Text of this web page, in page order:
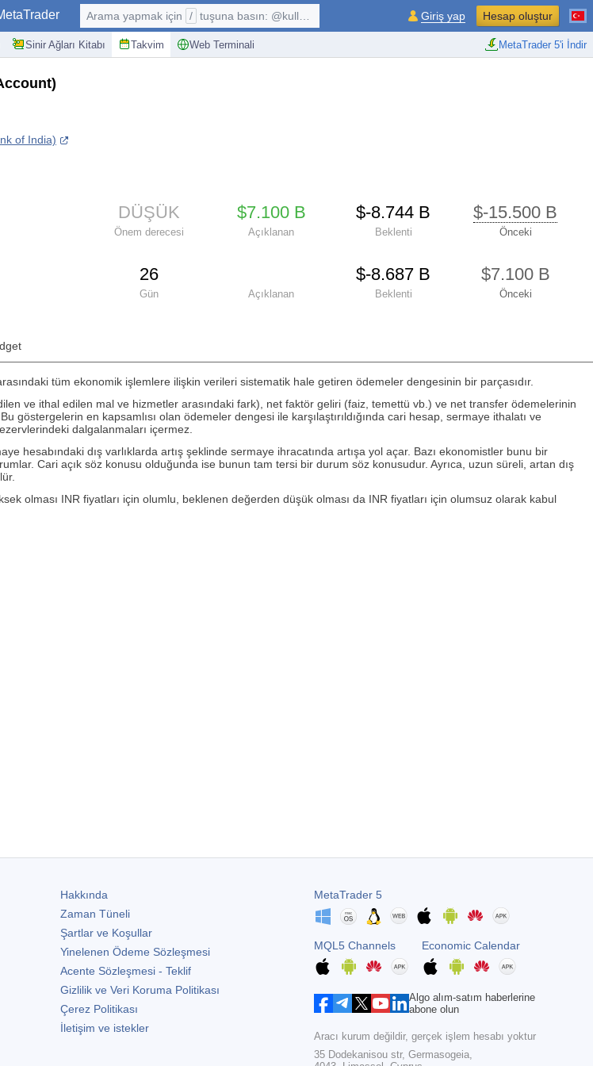
Sinir Ağları Kitabı Takvim Web Terminali MetaTrader 5'i İndir
Arama yapmak için / tuşuna basın: @kullanıcı, $sembol, ... Giriş yap Hesap oluştur
of India)
DÜŞÜK $​7.100 B $​-8.744 B $​-15.500 B
Önem derecesi Açıklanan Beklenti Önceki
26 $​-8.687 B $​7.100 B
Gün Açıklanan Beklenti Önceki
tüm ekonomik işlemlere ilişkin verileri sistematik hale getiren ödemeler dengesinin bir parçasıdır.
ve ithal edilen mal ve hizmetler arasındaki fark), net faktör geliri (faiz, temettü vb.) ve net transfer ödemelerinin
göstergelerin en kapsamlısı olan ödemeler dengesi ile karşılaştırıldığında cari hesap, sermaye ithalatı ve
dalgalanmaları içermez.
hesabındaki dış varlıklarda artış şeklinde sermaye ihracatında artışa yol açar. Bazı ekonomistler bunu bir
Cari açık söz konusu olduğunda ise bunun tam tersi bir durum söz konusudur. Ayrıca, uzun süreli, artan dış
olması INR fiyatları için olumlu, beklenen değerden düşük olması da INR fiyatları için olumsuz olarak kabul
Hakkında
Zaman Tüneli
Şartlar ve Koşullar
Yinelenen Ödeme Sözleşmesi
Acente Sözleşmesi - Teklif
Gizlilik ve Veri Koruma Politikası
Çerez Politikası
İletişim ve istekler
MetaTrader 5
MQL5 Channels Economic Calendar
Algo alım-satım haberlerine
abone olun
Aracı kurum değildir, gerçek işlem hesabı yoktur
35 Dodekanisou str, Germasogeia,